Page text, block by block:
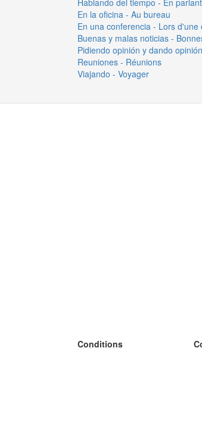
En la oficina - Au bureau
En una conferencia - Lors d'une
Buenas y malas noticias -
Pidiendo opinión y dando
Reuniones - Réunions
Viajando - Voyager
Conditions